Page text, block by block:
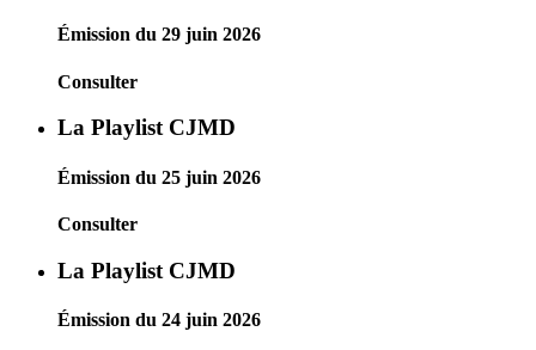
Émission du 29 juin 2026
Consulter
La Playlist CJMD
Émission du 25 juin 2026
Consulter
La Playlist CJMD
Émission du 24 juin 2026